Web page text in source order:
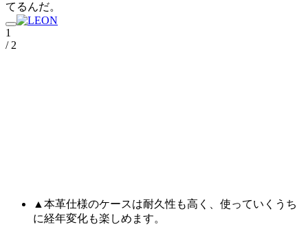
てるんだ。
1
/ 2
▲本革仕様のケースは耐久性も高く、使っていくうち
に経年変化も楽しめます。